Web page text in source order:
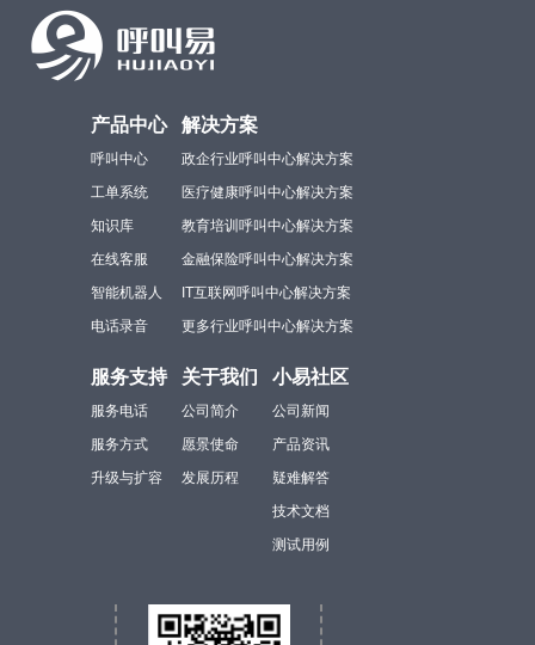
产品中心
呼叫中心
工单系统
知识库
在线客服
智能机器人
电话录音
解决方案
政企行业呼叫中心解决方案
医疗健康呼叫中心解决方案
教育培训呼叫中心解决方案
金融保险呼叫中心解决方案
IT互联网呼叫中心解决方案
更多行业呼叫中心解决方案
服务支持
服务电话
服务方式
升级与扩容
关于我们
公司简介
愿景使命
发展历程
小易社区
公司新闻
产品资讯
疑难解答
技术文档
测试用例